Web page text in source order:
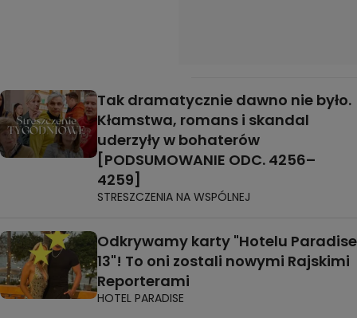
Tak dramatycznie dawno nie było.
Kłamstwa, romans i skandal
uderzyły w bohaterów
[PODSUMOWANIE ODC. 4256–
4259]
STRESZCZENIA NA WSPÓLNEJ
Odkrywamy karty "Hotelu Paradise
13"! To oni zostali nowymi Rajskimi
Reporterami
HOTEL PARADISE